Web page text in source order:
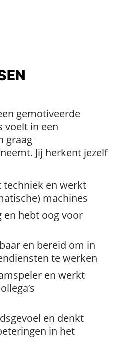
gemotiveerde
voelt in een
graag
Jij herkent jezelf
techniek en werkt
machines
en hebt oog voor
en bereid om in
te werken
en werkt
en denkt
in het